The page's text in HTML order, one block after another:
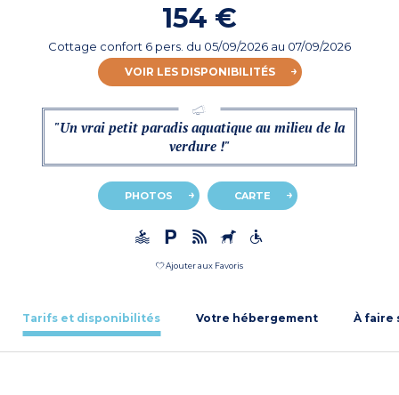
154 €
Cottage confort 6 pers. du 05/09/2026 au 07/09/2026
VOIR LES DISPONIBILITÉS
"Un vrai petit paradis aquatique au milieu de la
verdure !"
PHOTOS CARTE
Ajouter aux Favoris
Tarifs et disponibilités Votre hébergement À faire